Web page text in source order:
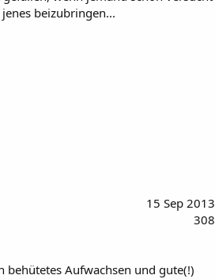
beizubringen...
15 Sep 2013
308
behütetes Aufwachsen und gute(!)